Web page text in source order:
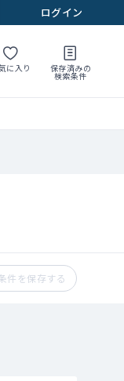
ログイン
に入り 保存済みの
検索条件
件を保存する